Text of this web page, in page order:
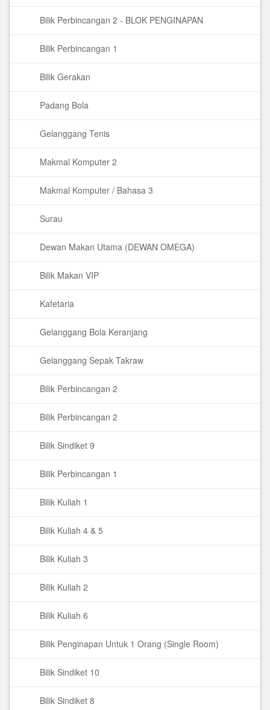
Bilik Perbincangan 2 - BLOK PENGINAPAN
Bilik Perbincangan 1
Bilik Gerakan
Padang Bola
Gelanggang Tenis
Makmal Komputer 2
Makmal Komputer / Bahasa 3
Surau
Dewan Makan Utama (DEWAN OMEGA)
Bilik Makan VIP
Kafetaria
Gelanggang Bola Keranjang
Gelanggang Sepak Takraw
Bilik Perbincangan 2
Bilik Perbincangan 2
Bilik Sindiket 9
Bilik Perbincangan 1
Bilik Kuliah 1
Bilik Kuliah 4 & 5
Bilik Kuliah 3
Bilik Kuliah 2
Bilik Kuliah 6
Bilik Penginapan Untuk 1 Orang (Single Room)
Bilik Sindiket 10
Bilik Sindiket 8